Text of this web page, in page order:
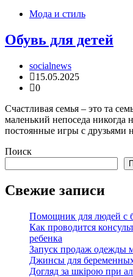
Мода и стиль
Обувь для детей
socialnews
15.05.2025
0
Счастливая семья – это та
маленький непоседа никогда
постоянные игры с
Поиск
Свежие записи
Помощник для людей с
Как проводится
ребенка
Запуск продаж одежды
Джинсы для
Догляд за шкірою при